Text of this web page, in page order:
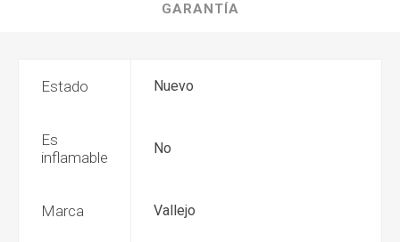
GARANTÍA
Estado Nuevo
Es
inflamable
No
Marca Vallejo